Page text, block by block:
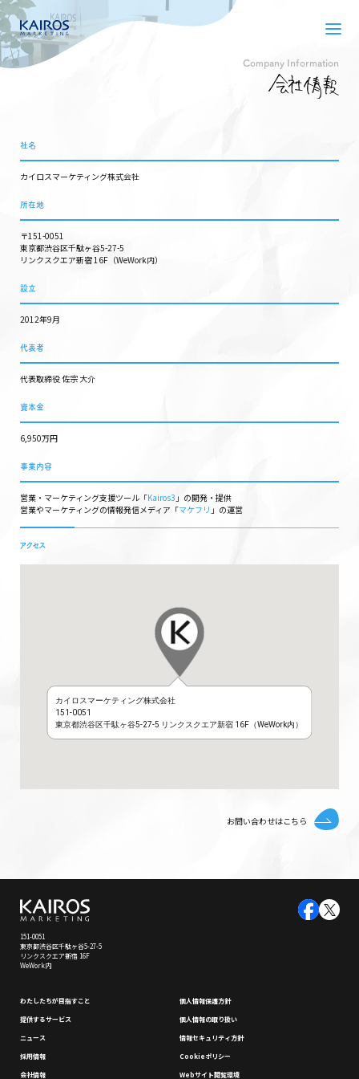
Company Information
社名
カイロスマーケティング株式会社
所在地
〒151-0051
東京都渋谷区千駄ヶ谷5-27-5
リンクスクエア新宿 16F（WeWork内）
設⽴
2012年9⽉
代表者
代表取締役 佐宗 ⼤介
資本⾦
6,950万円
事業内容
営業・マーケティング⽀援ツール「Kairos3 」の開発・提供
営業やマーケティングの情報発信メディア「マケフリ 」の運営
アクセス
カイロスマーケティング株式会社
151-0051
東京都渋谷区千駄ヶ谷5-27-5 リンクスクエア新宿 16F（WeWork内）
お問い合わせはこちら
151-0051
東京都渋谷区千駄ヶ谷5-27-5
リンクスクエア新宿 16F
WeWork内
わたしたちが⽬指すこと
提供するサービス
ニュース
採⽤情報
会社情報
個⼈情報保護⽅針
個⼈情報の取り扱い
情報セキュリティ⽅針
Cookieポリシー
Webサイト閲覧環境